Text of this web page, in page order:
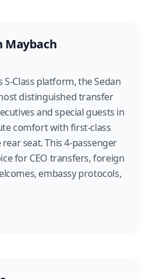
Maybach
Class platform, the Sedan
distinguished transfer
and special guests in
comfort with first-class
seat. This 4-passenger
for CEO transfers, foreign
embassy protocols,